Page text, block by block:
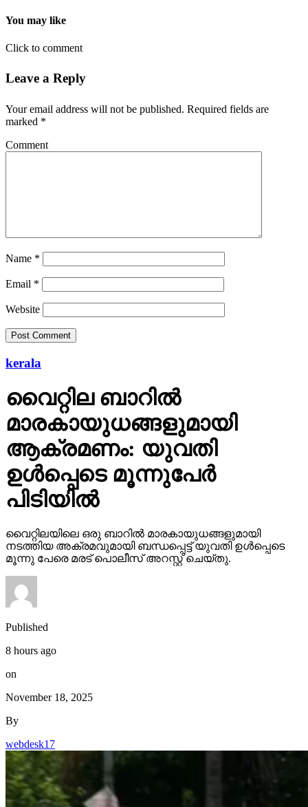
You may like
Click to comment
Leave a Reply
Your email address will not be published. Required fields are
marked *
Comment
Name *
Email *
Website
kerala
വൈറ്റില ബാറില്‍
മാരകായുധങ്ങളുമായി
ആക്രമണം: യുവതി
ഉള്‍പ്പെടെ മൂന്നുപേര്‍
പിടിയില്‍
വൈറ്റിലയിലെ ഒരു ബാറില്‍ മാരകായുധങ്ങളുമായി
നടത്തിയ അക്രമവുമായി ബന്ധപ്പെട്ട് യുവതി ഉള്‍പ്പെടെ
മൂന്നു പേരെ മരട് പൊലീസ് അറസ്റ്റ് ചെയ്തു.
Published
8 hours ago
on
November 18, 2025
By
webdesk17